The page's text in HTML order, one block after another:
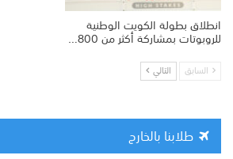
انطلاق بطولة الكويت الوطنية
للروبوتات بمشاركة أكثر من 800…
السابق التالي
طلابنا بالخارج